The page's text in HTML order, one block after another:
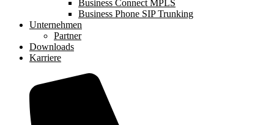
Business Connect MPLS
Business Phone SIP Trunking
Unternehmen
Partner
Downloads
Karriere